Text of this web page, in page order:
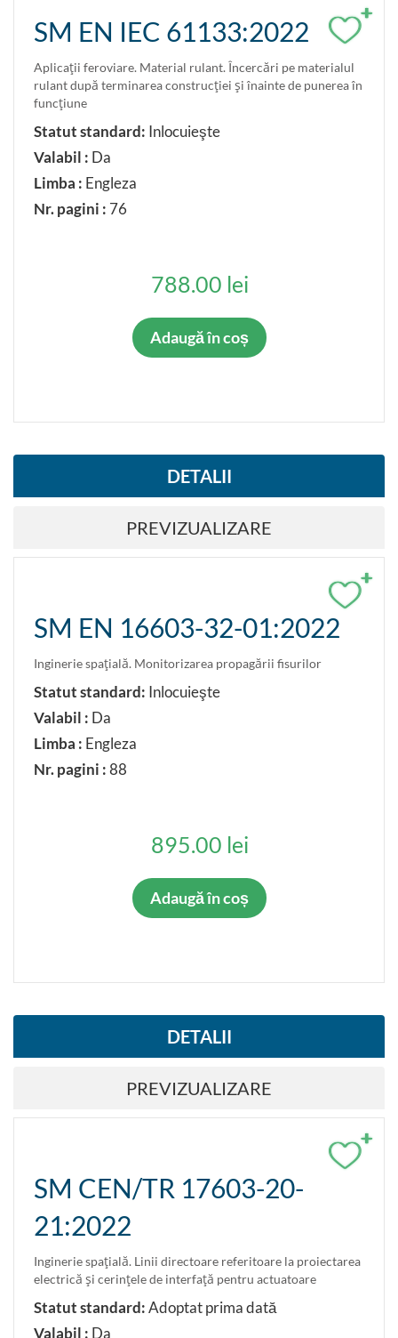
+
SM EN IEC 61133:2022
Aplicaţii feroviare. Material rulant. Încercări pe materialul
rulant după terminarea construcţiei şi înainte de punerea în
funcţiune
Statut standard: Inlocuieşte
Valabil : Da
Limba : Engleza
Nr. pagini : 76
788.00 lei
Adaugă în coș
DETALII
PREVIZUALIZARE
+
SM EN 16603-32-01:2022
Inginerie spaţială. Monitorizarea propagării fisurilor
Statut standard: Inlocuieşte
Valabil : Da
Limba : Engleza
Nr. pagini :88
895.00 lei
Adaugă în coș
DETALII
PREVIZUALIZARE
+
SM CEN/TR 17603-20-
21:2022
Inginerie spaţială. Linii directoare referitoare la proiectarea
electrică şi cerinţele de interfaţă pentru actuatoare
Statut standard:Adoptat prima dată
Valabil : Da